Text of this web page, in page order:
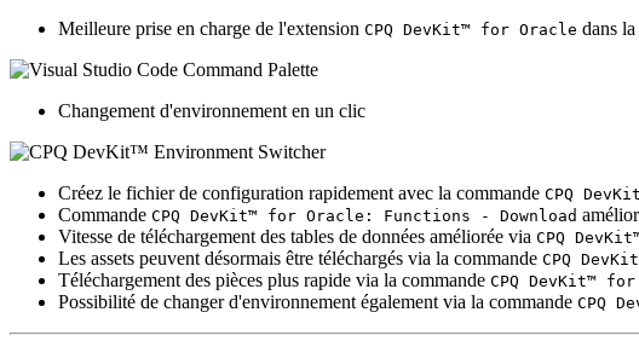
Meilleure prise en charge de l'extension CPQ DevKit™ for Oracle dans
Changement d'environnement en un clic
Créez le fichier de configuration rapidement avec la commande CPQ
Commande CPQ DevKit™ for Oracle: Functions - Download
Vitesse de téléchargement des tables de données améliorée via CPQ
Les assets peuvent désormais être téléchargés via la commande CPQ
Téléchargement des pièces plus rapide via la commande CPQ DevKit™
Possibilité de changer d'environnement également via la commande CPQ